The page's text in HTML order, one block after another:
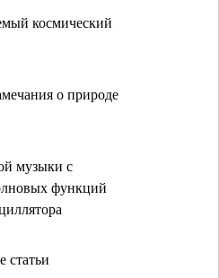
космический
о природе
музыки с
функций
статьи